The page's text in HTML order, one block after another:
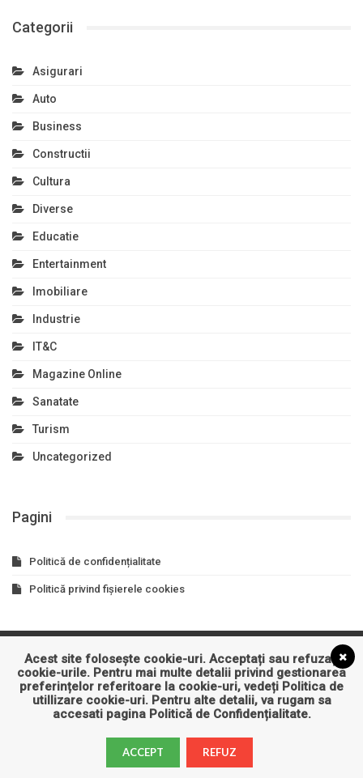
Categorii
Asigurari
Auto
Business
Constructii
Cultura
Diverse
Educatie
Entertainment
Imobiliare
Industrie
IT&C
Magazine Online
Sanatate
Turism
Uncategorized
Pagini
Politică de confidențialitate
Politică privind fișierele cookies
Asigurari Auto Business Constructii
Cultura
Educatie
Entertainment Imobiliare Industrie
IT&C
Sanatate
Turism
© 2026 - Articole Promovare Firme.
Acest site folosește cookie-uri. Acceptați sau refuzați
cookie-urile. Pentru mai multe detalii privind gestionarea
preferințelor referitoare la cookie-uri, vedeți Politica de
utillizare cookie-uri. Pentru alte detalii, va rugam sa
accesati pagina Politică de Confidențialitate.
ACCEPT REFUZ